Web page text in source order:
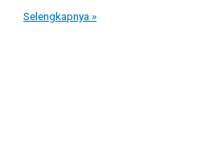
Keunggulan
Selengkapnya »